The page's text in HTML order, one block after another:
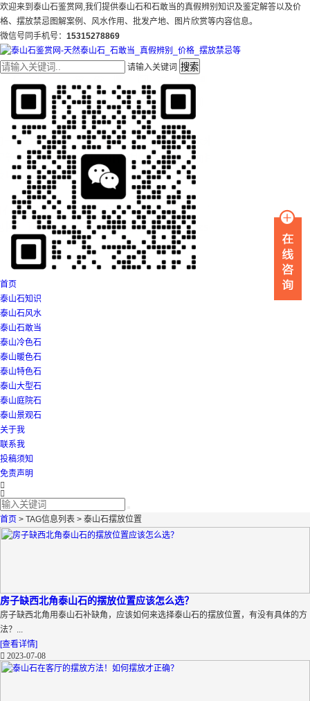
欢迎来到泰山石鉴赏网,我们提供泰山石和石敢当的真假辨别知识及鉴定解答以及价
格、摆放禁忌图解案例、风水作用、批发产地、图片欣赏等内容信息。
微信号同手机号： 15315278869
请输入关键词 搜索
首页
泰山石知识
泰山石风水
泰山石敢当
泰山冷色石
泰山暖色石
泰山特色石
泰山大型石
泰山庭院石
泰山景观石
关于我
联系我
投稿须知
免责声明
首页 > TAG信息列表 > 泰山石摆放位置
房子缺西北角泰山石的摆放位置应该怎么选？
房子缺西北角用泰山石补缺角，应该如何来选择泰山石的摆放位置，有没有具体的方
法？...
[查看详情]
2023-07-08